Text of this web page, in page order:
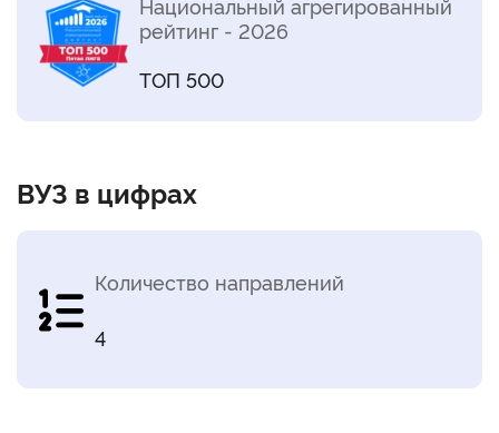
Национальный агрегированный
рейтинг - 2026
ТОП 500
ВУЗ в цифрах
Количество направлений
4